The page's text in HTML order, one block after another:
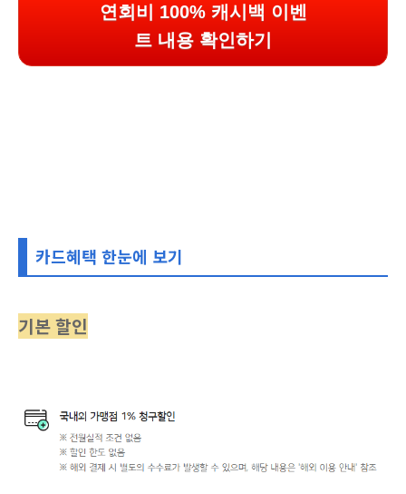
연회비 100% 캐시백 이벤
트 내용 확인하기
카드혜택 한눈에 보기
기본 할인